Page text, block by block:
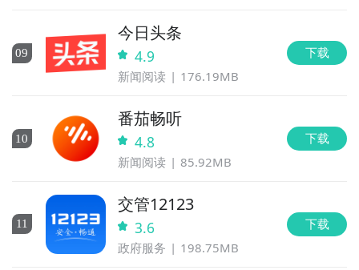
09
今日头条
4.9
新闻阅读 176.19MB
下载
10
番茄畅听
4.8
新闻阅读 85.92MB
下载
11
交管12123
3.6
政府服务 198.75MB
下载